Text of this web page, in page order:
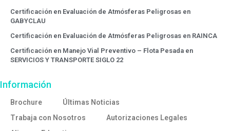
Certificación en Evaluación de Atmósferas Peligrosas en
GABYCLAU
Certificación en Evaluación de Atmósferas Peligrosas en RAINCA
Certificación en Manejo Vial Preventivo – Flota Pesada en
SERVICIOS Y TRANSPORTE SIGLO 22
Información
Brochure
Últimas Noticias
Trabaja con Nosotros
Autorizaciones Legales